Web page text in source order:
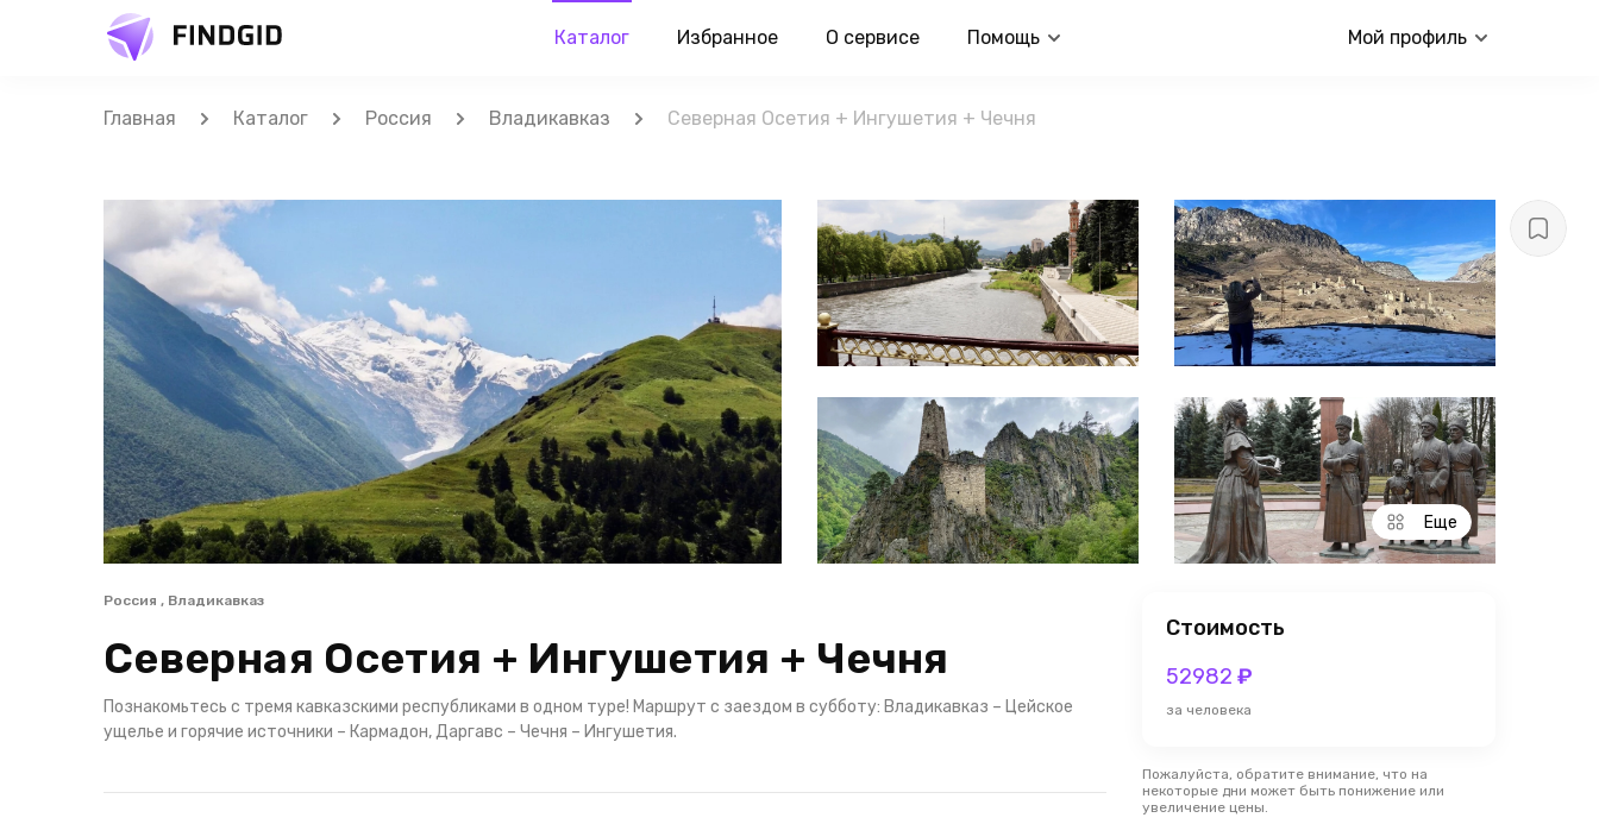
Каталог Избранное О сервисе Помощь Мой профиль
Главная Каталог Россия Владикавказ Северная Осетия + Ингушетия + Чечня
Еще
Россия , Владикавказ
Северная Осетия + Ингушетия + Чечня
Познакомьтесь с тремя кавказскими республиками в одном туре! Маршрут с заездом в субботу: Владикавказ – Цейское
ущелье и горячие источники – Кармадон, Даргавс – Чечня – Ингушетия.
Стоимость
52982 ₽
за человека
Пожалуйста, обратите внимание, что на
некоторые дни может быть понижение или
увеличение цены.